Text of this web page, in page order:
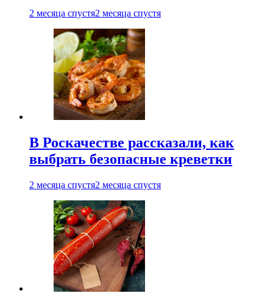
2 месяца спустя2 месяца спустя
В Роскачестве рассказали, как
выбрать безопасные креветки
2 месяца спустя2 месяца спустя